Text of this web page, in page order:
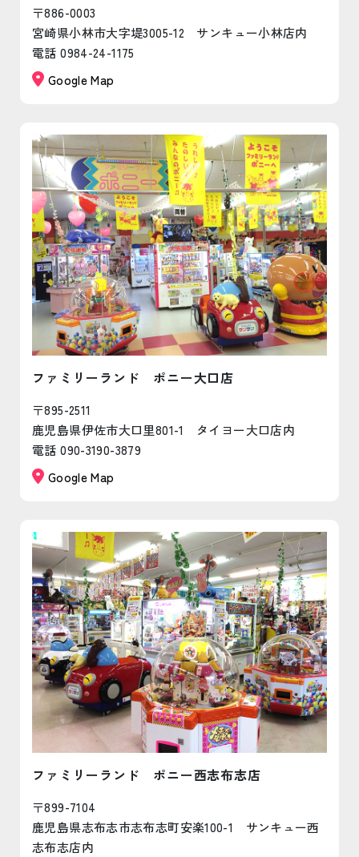
〒886-0003
宮崎県小林市大字堤3005-12 サンキュー小林店内
電話 0984-24-1175
Google Map
ファミリーランド ポニー大口店
〒895-2511
鹿児島県伊佐市大口里801-1 タイヨー大口店内
電話 090-3190-3879
Google Map
ファミリーランド ポニー西志布志店
〒899-7104
鹿児島県志布志市志布志町安楽100-1 サンキュー西
志布志店内